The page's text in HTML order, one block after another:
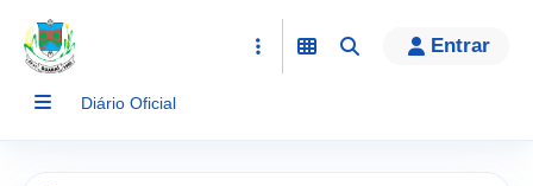
conteúdo
Entrar
Diário Oficial